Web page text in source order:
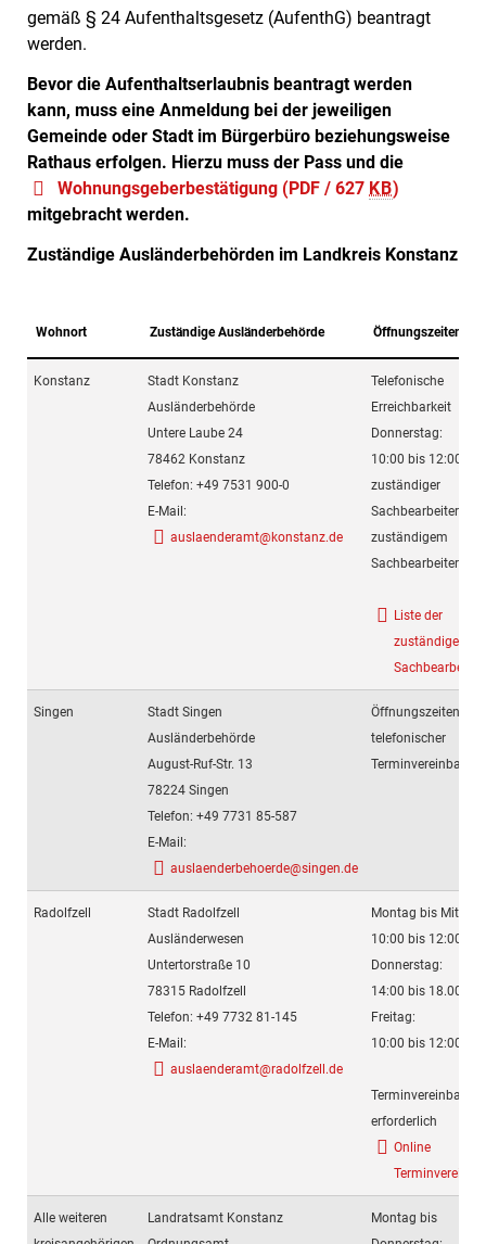
gemäß § 24 Aufenthaltsgesetz (AufenthG) beantragt
werden.
Bevor die Aufenthaltserlaubnis beantragt werden
kann, muss eine Anmeldung bei der jeweiligen
Gemeinde oder Stadt im Bürgerbüro beziehungsweise
Rathaus erfolgen. Hierzu muss der Pass und die
Wohnungsgeberbestätigung (PDF / 627 KB)
mitgebracht werden.
Zuständige Ausländerbehörden im Landkreis Konstanz
Wohnort Zuständige Ausländerbehörde Öffnungszeiten
Konstanz
Stadt Konstanz
Ausländerbehörde
Untere Laube 24
78462 Konstanz
Telefon: +49 7531 900-0
E-Mail:
auslaenderamt@konstanz.de
Telefonische
Erreichbarkeit
Donnerstag:
10:00 bis 12:00
zuständiger
Sachbearbeiterin
zuständigem
Sachbearbeiter
Liste der
zuständigen
Sachbearbeiter
Singen
Stadt Singen
Ausländerbehörde
August-Ruf-Str. 13
78224 Singen
Telefon: +49 7731 85-587
E-Mail:
auslaenderbehoerde@singen.de
Öffnungszeiten:
telefonischer
Radolfzell
Stadt Radolfzell
Ausländerwesen
Untertorstraße 10
78315 Radolfzell
Telefon: +49 7732 81-145
E-Mail:
auslaenderamt@radolfzell.de
Montag bis
10:00 bis 12:00 Uhr
Donnerstag:
14:00 bis 18.00 Uhr
Freitag:
10:00 bis 12:00 Uhr
erforderlich
Online
Alle weiteren
Landratsamt Konstanz
Montag bis